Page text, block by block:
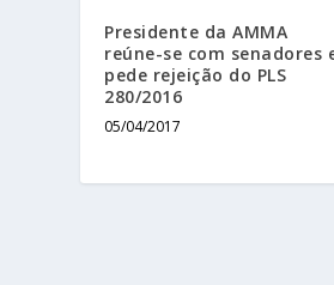
Presidente da AMMA
reúne-se com senadores
pede rejeição do PLS
280/2016
05/04/2017